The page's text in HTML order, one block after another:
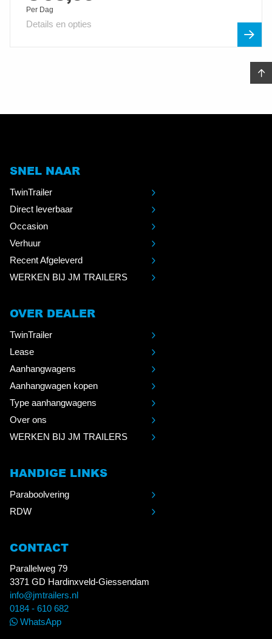
Per Dag
Details en opties
SNEL NAAR
TwinTrailer
Direct leverbaar
Occasion
Verhuur
Recent Afgeleverd
WERKEN BIJ JM TRAILERS
OVER DEALER
TwinTrailer
Lease
Aanhangwagens
Aanhangwagen kopen
Type aanhangwagens
Over ons
WERKEN BIJ JM TRAILERS
HANDIGE LINKS
Paraboolvering
RDW
CONTACT
Parallelweg 79
3371 GD Hardinxveld-Giessendam
info@jmtrailers.nl
0184 - 610 682
WhatsApp